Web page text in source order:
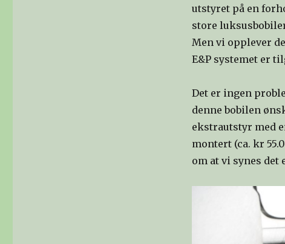
utstyret på en
store
Men vi opplever
E&P systemet er
Det er ingen
denne bobilen
ekstrautstyr med
montert (ca. kr
om at vi synes det